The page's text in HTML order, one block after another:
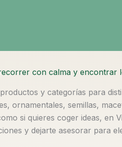
con calma y encontrar
y categorías para
ornamentales, semillas,
si quieres coger ideas, en
y dejarte asesorar para